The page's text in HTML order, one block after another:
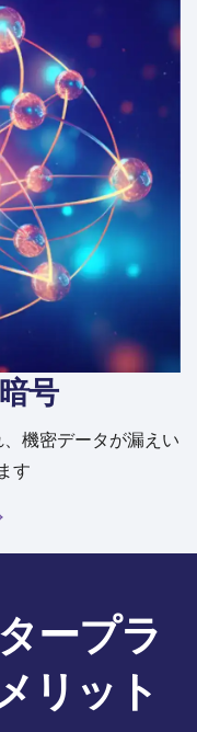
号
機密データが漏えい
す
ープラ
リット